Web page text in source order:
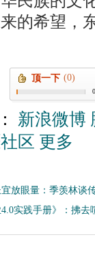
的希望，
顶一下 (0)
新浪微博
区 更多
宜放眼量：季羡林谈
实践手册》：拂去